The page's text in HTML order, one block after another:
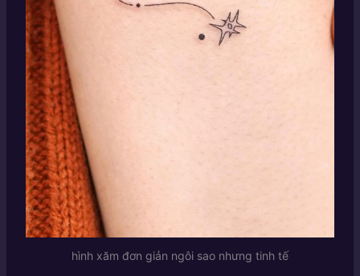
hình xăm đơn giản ngôi sao nhưng tinh tế